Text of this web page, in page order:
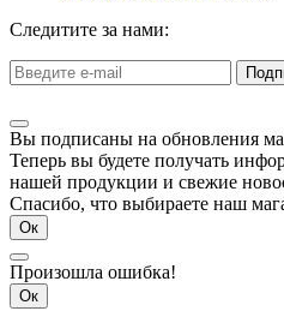
Следитите за нами:
Вы подписаны на обновления
Теперь вы будете получать
нашей продукции и свежие
Спасибо, что выбираете наш
Ок
Произошла ошибка!
Ок